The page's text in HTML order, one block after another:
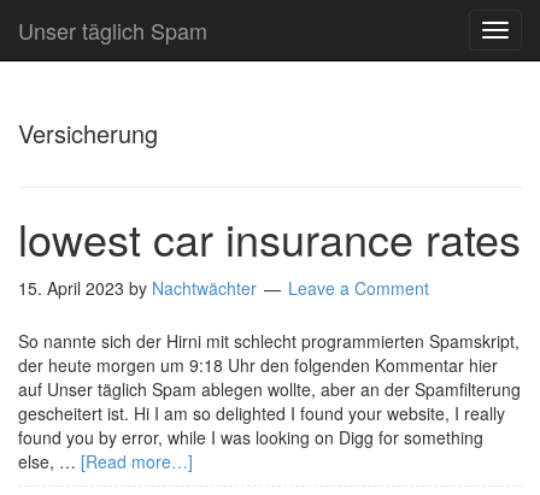
Unser täglich Spam
Versicherung
lowest car insurance rates
15. April 2023 by Nachtwächter Leave a Comment
So nannte sich der Hirni mit schlecht programmierten Spamskript,
der heute morgen um 9:18 Uhr den folgenden Kommentar hier
auf Unser täglich Spam ablegen wollte, aber an der Spamfilterung
gescheitert ist. Hi I am so delighted I found your website, I really
found you by error, while I was looking on Digg for something
else, … [Read more…]